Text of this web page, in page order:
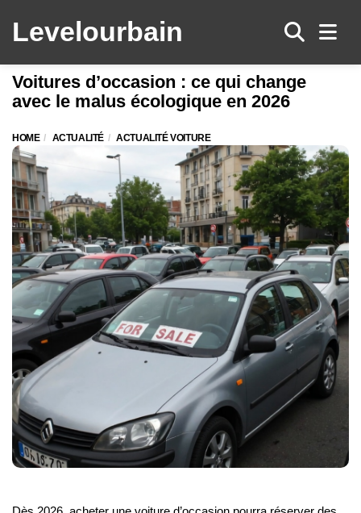
Levelourbain
Voitures d’occasion : ce qui change
avec le malus écologique en 2026
HOME ACTUALITÉ ACTUALITÉ VOITURE